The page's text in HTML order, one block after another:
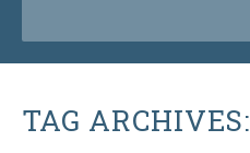
TAG ARCHIVES: